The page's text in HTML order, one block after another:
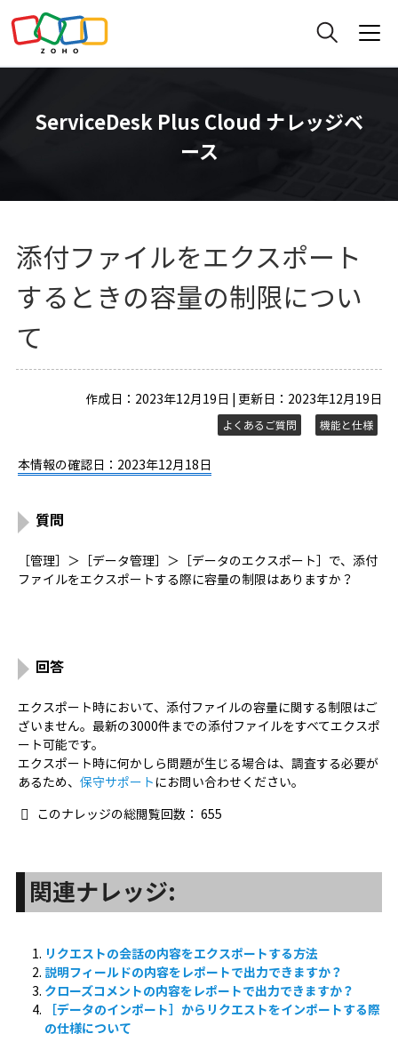
ServiceDesk Plus Cloud ナレッジベ
ース
添付ファイルをエクスポート
するときの容量の制限につい
て
作成日：2023年12月19日 | 更新日：2023年12月19日
よくあるご質問 機能と仕様
本情報の確認日：2023年12月18日
質問
［管理］＞［データ管理］＞［データのエクスポート］で、添付
ファイルをエクスポートする際に容量の制限はありますか？
回答
エクスポート時において、添付ファイルの容量に関する制限はご
ざいません。最新の3000件までの添付ファイルをすべてエクスポ
ート可能です。
エクスポート時に何かしら問題が生じる場合は、調査する必要が
あるため、 保守サポート にお問い合わせください。
このナレッジの総閲覧回数： 655
関連ナレッジ:
リクエストの会話の内容をエクスポートする方法
説明フィールドの内容をレポートで出力できますか？
クローズコメントの内容をレポートで出力できますか？
［データのインポート］からリクエストをインポートする際
の仕様について